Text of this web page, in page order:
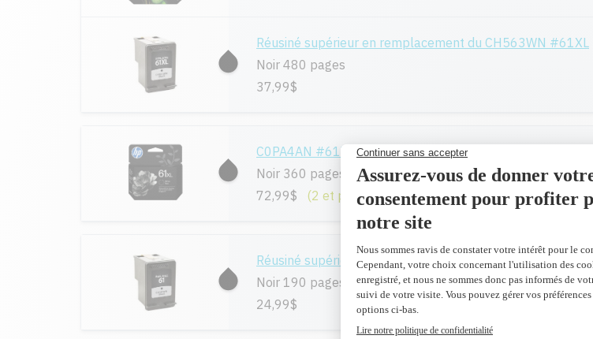
Réusiné supérieur en remplacement du CH563WN #61XL
Noir 480 pages
37,99$
C0PA4AN #61XL - Original
Noir 360 pages
72,99$
(2 et plus 70,10 $)
Réusiné supérieur en remplacement du LCAHP61NL
Noir 190 pages
24,99$